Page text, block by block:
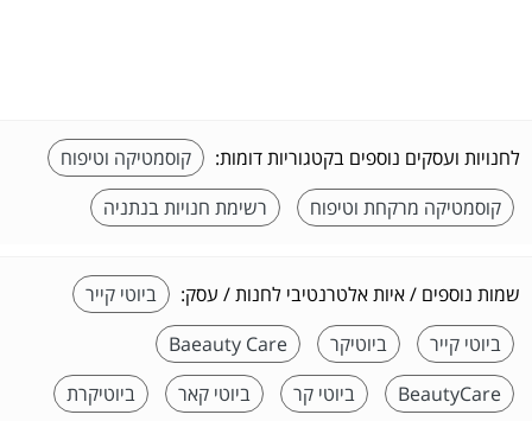
לחנויות ועסקים נוספים בקטגוריות דומות:
קוסמטיקה וטיפוח
קוסמטיקה מרקחת וטיפוח
רשימת חנויות בנתניה
שמות נוספים / איות אלטרנטיבי לחנות / עסק:
ביוטי קייר
ביוטי קייר
ביוטיקר
Baeauty Care
BeautyCare
ביוטי קר ביוטי קאר ביוטיקרת